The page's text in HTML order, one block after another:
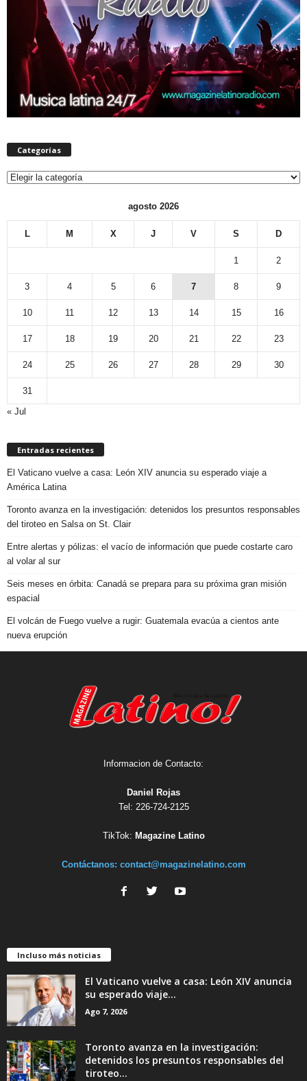
Categorías
Categorías
agosto 2026
L M X J V S D
1 2
3 4 5 6 7 8 9
10 11 12 13 14 15 16
17 18 19 20 21 22 23
24 25 26 27 28 29 30
31
« Jul
Entradas recientes
El Vaticano vuelve a casa: León XIV anuncia su esperado viaje a
América Latina
Toronto avanza en la investigación: detenidos los presuntos responsables
del tiroteo en Salsa on St. Clair
Entre alertas y pólizas: el vacío de información que puede costarte caro
al volar al sur
Seis meses en órbita: Canadá se prepara para su próxima gran misión
espacial
El volcán de Fuego vuelve a rugir: Guatemala evacúa a cientos ante
nueva erupción
Informacion de Contacto:
Daniel Rojas
Tel: 226-724-2125
TikTok: Magazine Latino
Contáctanos: contact@magazinelatino.com
Incluso más noticias
El Vaticano vuelve a casa: León XIV anuncia
su esperado viaje...
Ago 7, 2026
Toronto avanza en la investigación:
detenidos los presuntos responsables del
tiroteo...